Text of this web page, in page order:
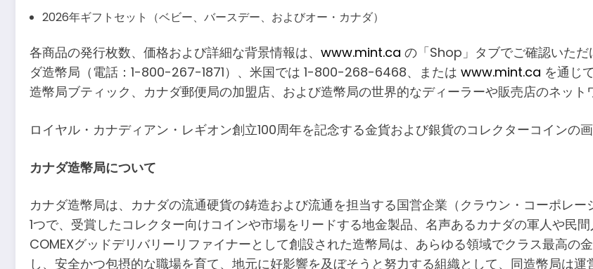
2026年ギフトセット（ベビー、バースデー、およびオー・カナダ）
各商品の発行枚数、価格および詳細な背景情報は、 www.mint.ca の「Shop」タブでご確認いた
ダ造幣局（電話：1-800-267-1871）、米国では 1-800-268-6468、または www.mint.ca を通じ
造幣局ブティック、カナダ郵便局の加盟店、および造幣局の世界的なディーラーや販売店のネット
ロイヤル・カナディアン・レギオン創立100周年を記念する金貨および銀貨のコレクターコインの画
カナダ造幣局について
カナダ造幣局は、カナダの流通硬貨の鋳造および流通を担当する国営企業（クラウン・コーポレ
1つで、受賞したコレクター向けコインや市場をリードする地金製品、名声あるカナダの軍人や民
COMEXグッドデリバリーリファイナーとして創設された造幣局は、あらゆる領域でクラス最高の
し、安全かつ包摂的な職場を育て、地元に好影響を及ぼそうと努力する組織として、同造幣局は